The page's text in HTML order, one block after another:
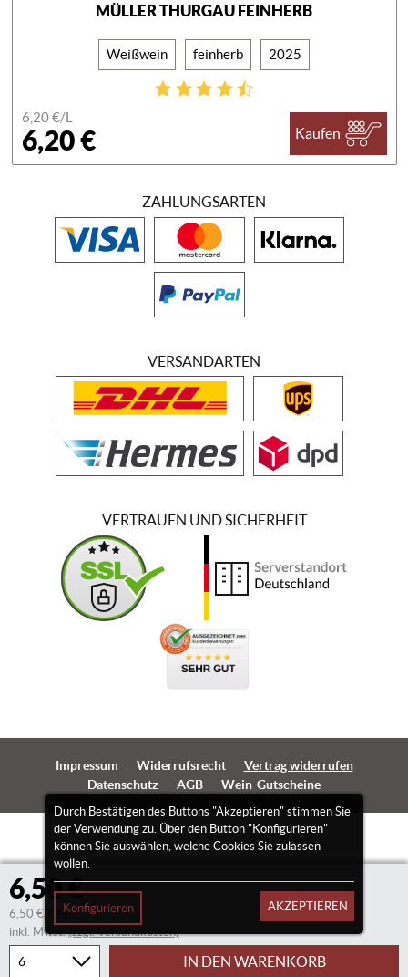
6,50 €
6,50 €/Liter
inkl. Mwst.(zzgl. Versandkosten)
IN DEN WARENKORB
MÜLLER THURGAU FEINHERB
Weißwein feinherb 2025
6,20 €/L
6,20 € Kaufen
Durch Bestätigen des Buttons "Akzeptieren" stimmen Sie
der Verwendung zu. Über den Button "Konfigurieren"
können Sie auswählen, welche Cookies Sie zulassen
wollen.
Konfigurieren AKZEPTIEREN
ZAHLUNGSARTEN
VERSANDARTEN
VERTRAUEN UND SICHERHEIT
Impressum Widerrufsrecht
Vertrag widerrufen
Datenschutz
AGB Wein-Gutscheine